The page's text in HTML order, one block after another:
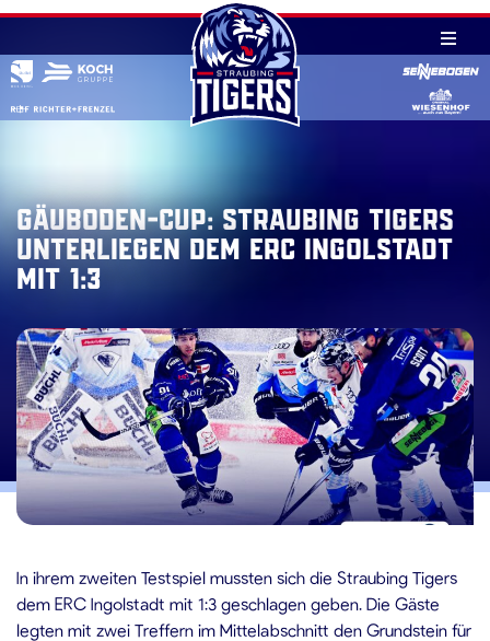
Skip
content
Gäuboden-Cup: Straubing Tigers
unterliegen dem ERC Ingolstadt
mit 1:3
In ihrem zweiten Testspiel mussten sich die Straubing Tigers
dem ERC Ingolstadt mit 1:3 geschlagen geben. Die Gäste
legten mit zwei Treffern im Mittelabschnitt den Grundstein für